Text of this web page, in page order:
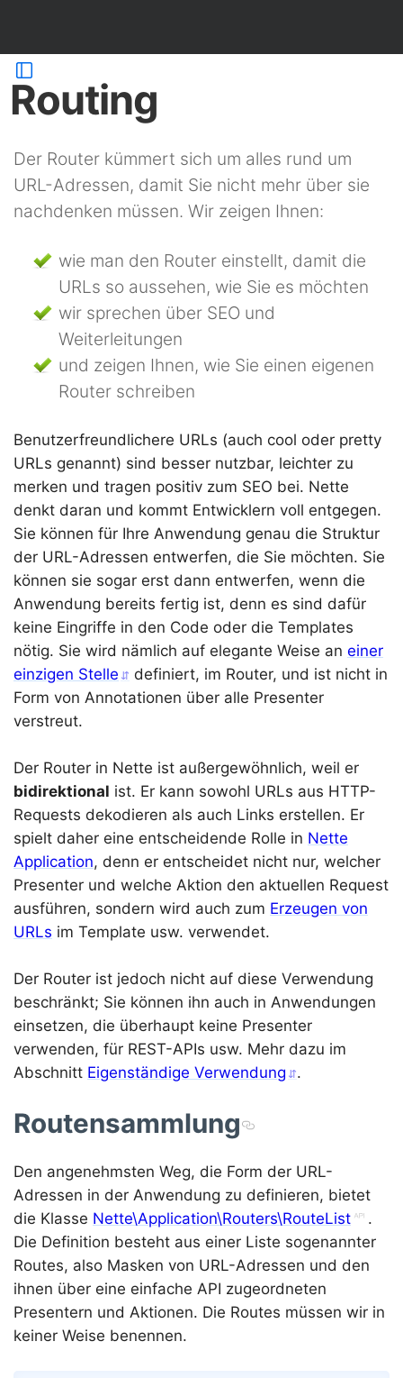
Routing
Der Router kümmert sich um alles rund um
URL-Adressen, damit Sie nicht mehr über sie
nachdenken müssen. Wir zeigen Ihnen:
wie man den Router einstellt, damit die
URLs so aussehen, wie Sie es möchten
wir sprechen über SEO und
Weiterleitungen
und zeigen Ihnen, wie Sie einen eigenen
Router schreiben
Benutzerfreundlichere URLs (auch cool oder pretty
URLs genannt) sind besser nutzbar, leichter zu
merken und tragen positiv zum SEO bei. Nette
denkt daran und kommt Entwicklern voll entgegen.
Sie können für Ihre Anwendung genau die Struktur
der URL-Adressen entwerfen, die Sie möchten. Sie
können sie sogar erst dann entwerfen, wenn die
Anwendung bereits fertig ist, denn es sind dafür
keine Eingriffe in den Code oder die Templates
nötig. Sie wird nämlich auf elegante Weise an einer
einzigen Stelle
definiert, im Router, und ist nicht in
Form von Annotationen über alle Presenter
verstreut.
Der Router in Nette ist außergewöhnlich, weil er
bidirektional ist. Er kann sowohl URLs aus HTTP-
Requests dekodieren als auch Links erstellen. Er
spielt daher eine entscheidende Rolle in Nette
Application, denn er entscheidet nicht nur, welcher
Presenter und welche Aktion den aktuellen Request
ausführen, sondern wird auch zum Erzeugen von
URLs im Template usw. verwendet.
Der Router ist jedoch nicht auf diese Verwendung
beschränkt; Sie können ihn auch in Anwendungen
einsetzen, die überhaupt keine Presenter
verwenden, für REST-APIs usw. Mehr dazu im
Abschnitt Eigenständige Verwendung .
Routensammlung
Den angenehmsten Weg, die Form der URL-
Adressen in der Anwendung zu definieren, bietet
die Klasse Nette\Application\Routers\RouteList
.
Die Definition besteht aus einer Liste sogenannter
Routes, also Masken von URL-Adressen und den
ihnen über eine einfache API zugeordneten
Presentern und Aktionen. Die Routes müssen wir in
keiner Weise benennen.